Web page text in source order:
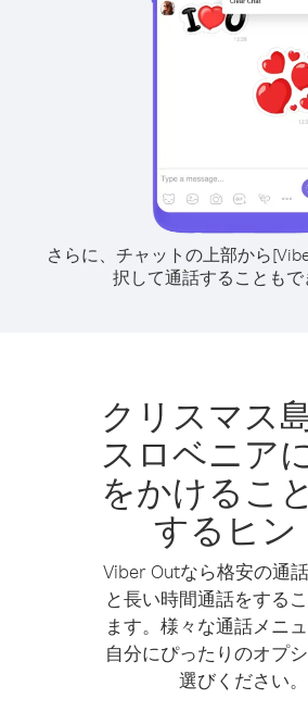
さらに、チャットの上部から
択して通話することもで
クリスマス
スロベニア
をかけるこ
するヒン
Viber Outなら格安の通
と長い時間通話をする
ます。様々な通話メニュ
自分にぴったりのオプ
選びください。